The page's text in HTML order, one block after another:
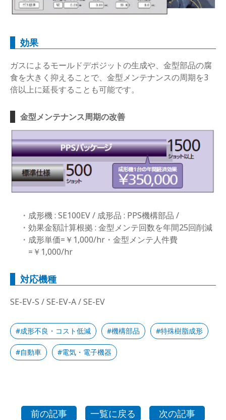
効果
ガスによるモールドデポジットの生成や、金型部品の腐
食を大きく抑えることで、金型メンテナンスの周期を3
倍以上に延長することも可能です。
金型メンテナンス周期の改善
成形機 : SE100EV / 成形品 : PPS機構部品 /
効果金額計算根拠 : 金型メンテ回数を年間25回削減
成形単価=￥1,000/hr・金型メンテ人件費
=￥1,000/hr
対応機種
SE-EV-S / SE-EV-A / SE-EV
成形不良・コスト低減 機構部品 特殊樹脂成形
自動車 電気・電子機器
前の記事 一覧に戻る 次の記事